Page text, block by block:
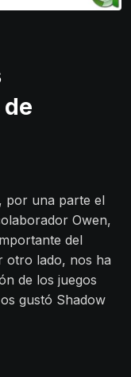
por una parte el
Owen,
del
otro lado, nos ha
de los juegos
gustó Shadow